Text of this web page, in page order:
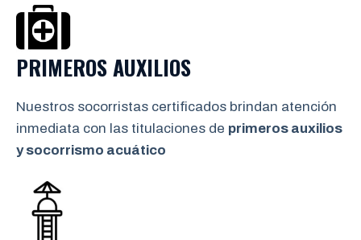
PRIMEROS AUXILIOS
Nuestros socorristas certificados brindan atención
inmediata con las titulaciones de primeros auxilios
y socorrismo acuático